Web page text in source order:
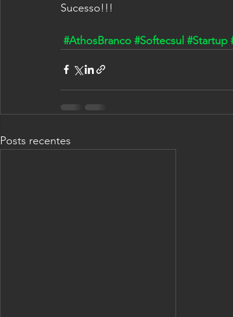
Sucesso!!!
#AthosBranco #Softecsul #Startup
Posts recentes